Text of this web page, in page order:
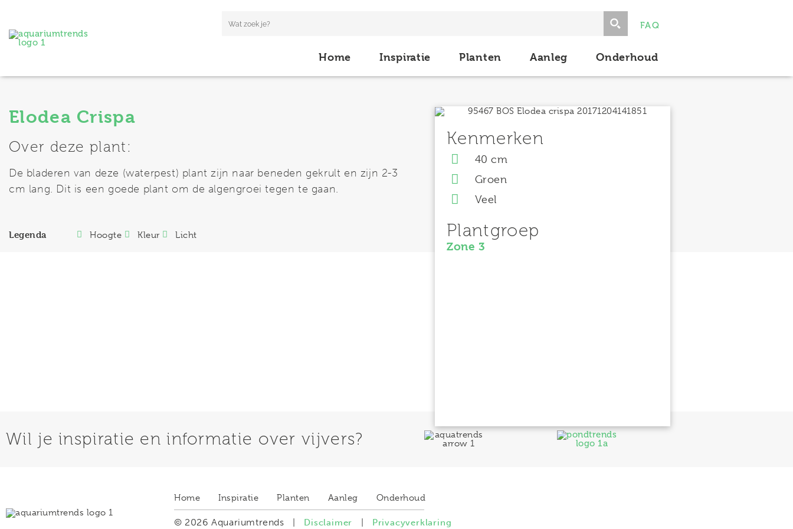
FAQ
Home Inspiratie Planten Aanleg Onderhoud
Elodea Crispa
Over deze plant:
De bladeren van deze (waterpest) plant zijn naar beneden gekrult en zijn 2-3
cm lang. Dit is een goede plant om de algengroei tegen te gaan.
Legenda Hoogte Kleur Licht
Kenmerken
40 cm
Groen
Veel
Plantgroep
Zone 3
Wil je inspiratie en informatie over vijvers?​
Home Inspiratie Planten Aanleg Onderhoud
© 2026 Aquariumtrends Disclaimer Privacyverklaring